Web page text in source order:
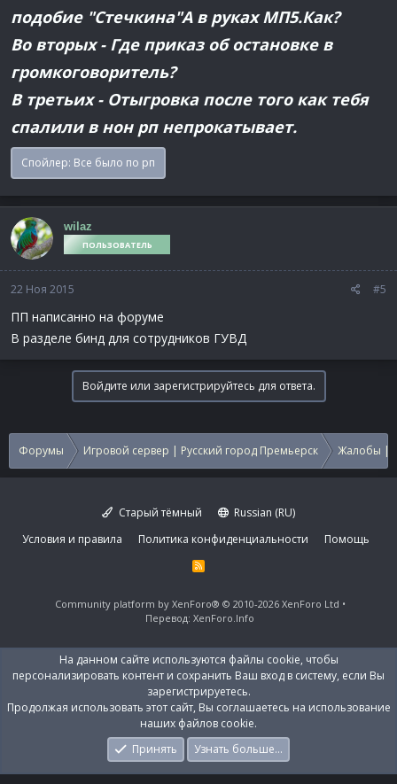
подобие "Стечкина"А в руках МП5.Как?
Во вторых - Где приказ об остановке в
громкоговоритель?
В третьих - Отыгровка после того как тебя
спалили в нон рп непрокатывает.
Спойлер: Все было по рп
wilaz
ПОЛЬЗОВАТЕЛЬ
22 Ноя 2015 #5
ПП написанно на форуме
В разделе бинд для сотрудников ГУВД
Войдите или зарегистрируйтесь для ответа.
Форумы Игровой сервер | Русский город Премьерск Жалобы |
Старый тёмный
Russian (RU)
Условия и правила
Политика конфиденциальности Помощь
R
S
Community platform by XenForo® © 2010-2026 XenForo Ltd
Перевод: XenForo.Info
На данном сайте используются файлы cookie, чтобы
персонализировать контент и сохранить Ваш вход в систему, если Вы
зарегистрируетесь.
Продолжая использовать этот сайт, Вы соглашаетесь на использование
наших файлов cookie.
Принять
Узнать больше…